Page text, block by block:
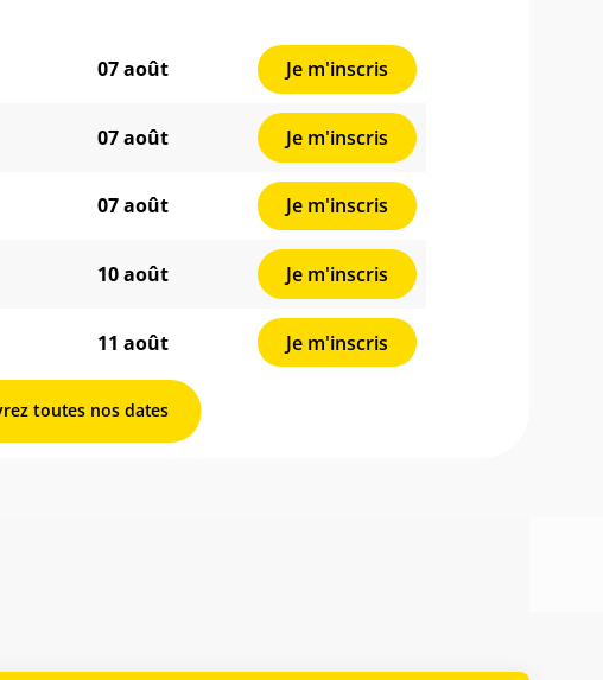
07 août Je m'inscris
07 août Je m'inscris
07 août Je m'inscris
10 août Je m'inscris
11 août Je m'inscris
toutes nos dates